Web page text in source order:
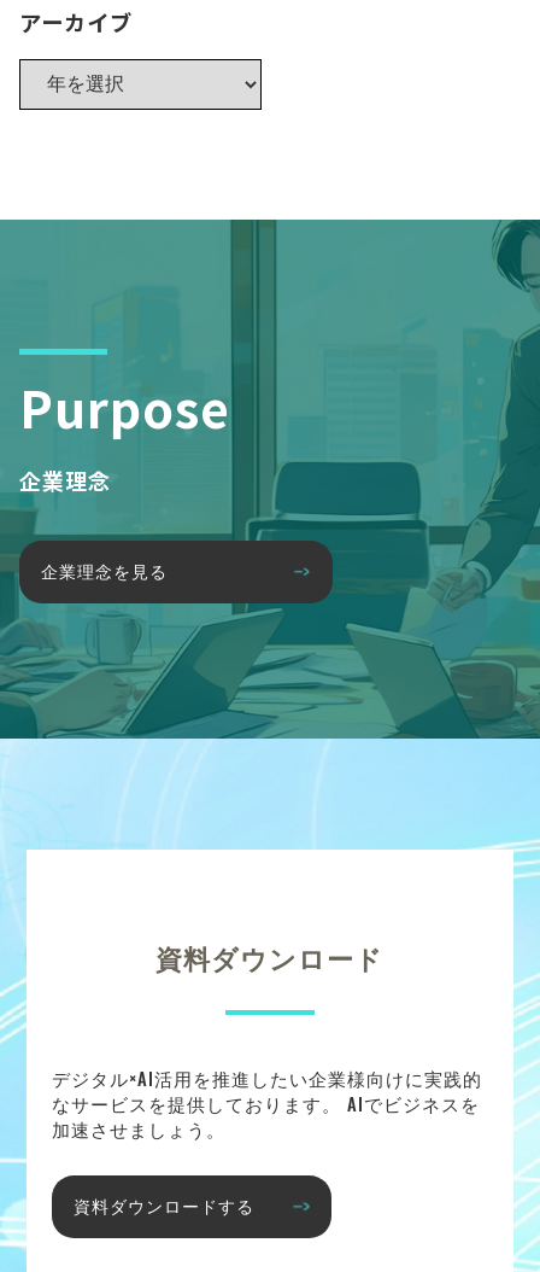
アーカイブ
Purpose
企業理念
企業理念を見る
資料ダウンロード
デジタル×AI活用を推進したい企業様向けに実践的
なサービスを提供しております。 AIでビジネスを
加速させましょう。
資料ダウンロードする